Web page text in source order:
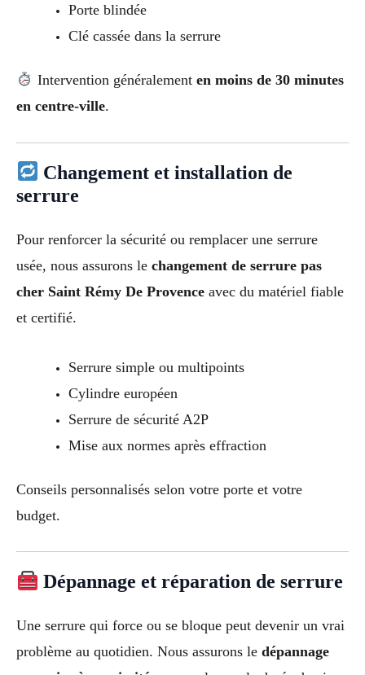
Porte blindée
Clé cassée dans la serrure
Intervention généralement en moins de 30 minutes
en centre-ville.
Changement et installation de
serrure
Pour renforcer la sécurité ou remplacer une serrure
usée, nous assurons le changement de serrure pas
cher Saint Rémy De Provence avec du matériel fiable
et certifié.
Serrure simple ou multipoints
Cylindre européen
Serrure de sécurité A2P
Mise aux normes après effraction
Conseils personnalisés selon votre porte et votre
budget.
Dépannage et réparation de serrure
Une serrure qui force ou se bloque peut devenir un vrai
problème au quotidien. Nous assurons le dépannage